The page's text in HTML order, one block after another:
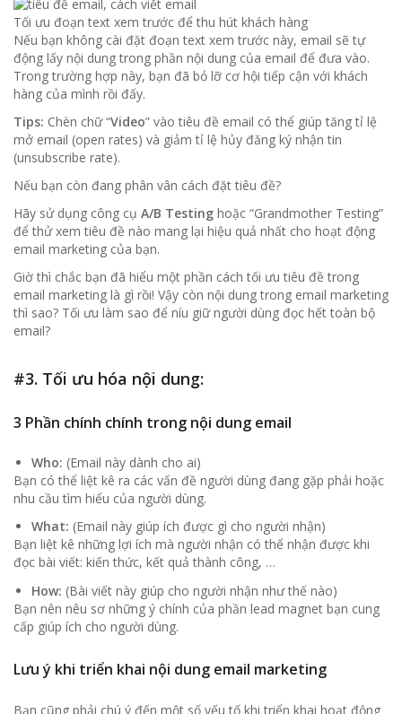
Tối ưu đoạn text xem trước để thu hút khách hàng
Nếu bạn không cài đặt đoạn text xem trước này, email sẽ tự
động lấy nội dung trong phần nội dung của email để đưa vào.
Trong trường hợp này, bạn đã bỏ lỡ cơ hội tiếp cận với khách
hàng của mình rồi đấy.
Tips: Chèn chữ “Video” vào tiêu đề email có thể giúp tăng tỉ lệ
mở email (open rates) và giảm tỉ lệ hủy đăng ký nhận tin
(unsubscribe rate).
Nếu bạn còn đang phân vân cách đặt tiêu đề?
Hãy sử dụng công cụ A/B Testing hoặc “Grandmother Testing”
để thử xem tiêu đề nào mang lại hiệu quả nhất cho hoạt động
email marketing của bạn.
Giờ thì chắc bạn đã hiểu một phần cách tối ưu tiêu đề trong
email marketing là gì rồi! Vậy còn nội dung trong email marketing
thì sao? Tối ưu làm sao để níu giữ người dùng đọc hết toàn bộ
email?
#3. Tối ưu hóa nội dung:
3 Phần chính chính trong nội dung email
Who: (Email này dành cho ai)
Bạn có thể liệt kê ra các vấn đề người dùng đang gặp phải hoặc
nhu cầu tìm hiểu của người dùng.
What: (Email này giúp ích được gì cho người nhận)
Bạn liệt kê những lợi ích mà người nhận có thể nhận được khi
đọc bài viết: kiến thức, kết quả thành công, …
How: (Bài viết này giúp cho người nhận như thế nào)
Bạn nên nêu sơ những ý chính của phần lead magnet bạn cung
cấp giúp ích cho người dùng.
Lưu ý khi triển khai nội dung email marketing
Bạn cũng phải chú ý đến một số yếu tố khi triển khai hoạt động